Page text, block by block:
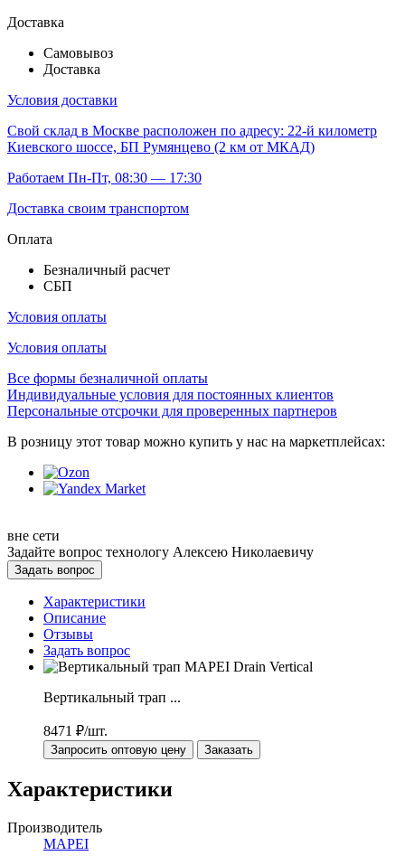
Доставка
Самовывоз
Доставка
Условия доставки
Свой склад в Москве расположен по адресу: 22-й километр
Киевского шоссе, БП Румянцево (2 км от МКАД)
Работаем Пн-Пт, 08:30 — 17:30
Доставка своим транспортом
Оплата
Безналичный расчет
СБП
Условия оплаты
Условия оплаты
Все формы безналичной оплаты
Индивидуальные условия для постоянных клиентов
Персональные отсрочки для проверенных партнеров
В розницу этот товар можно купить у нас на маркетплейсах:
вне сети
Задайте вопрос технологу Алексею Николаевичу
Задать вопрос
Характеристики
Описание
Отзывы
Задать вопрос
Вертикальный трап ...
8471 ₽/шт.
Запросить оптовую цену Заказать
Характеристики
Производитель
MAPEI